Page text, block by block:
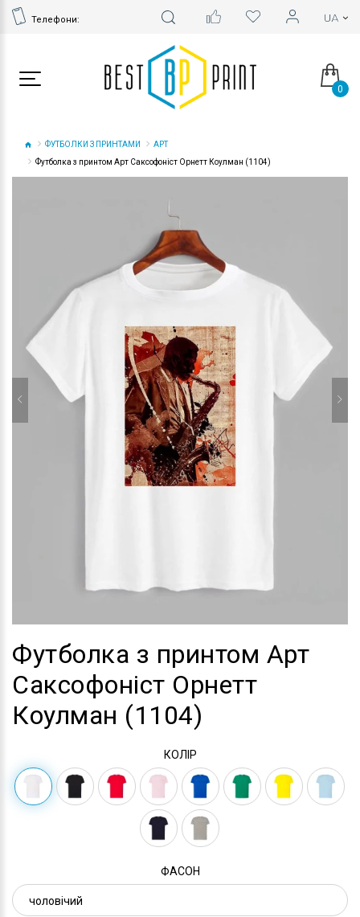
Телефони:
0
ФУТБОЛКИ З ПРИНТАМИ
АРТ
Футболка з принтом Арт Саксофоніст Орнетт Коулман (1104)
Футболка з принтом Арт
Саксофоніст Орнетт
Коулман (1104)
КОЛІР
ФАСОН